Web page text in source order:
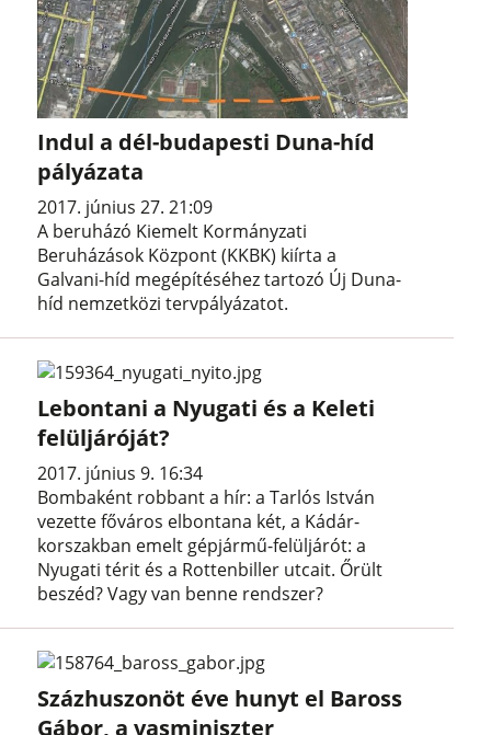
Indul a dél-budapesti Duna-híd
pályázata
2017. június 27. 21:09
A beruházó Kiemelt Kormányzati
Beruházások Központ (KKBK) kiírta a
Galvani-híd megépítéséhez tartozó Új Duna-
híd nemzetközi tervpályázatot.
Lebontani a Nyugati és a Keleti
felüljáróját?
2017. június 9. 16:34
Bombaként robbant a hír: a Tarlós István
vezette főváros elbontana két, a Kádár-
korszakban emelt gépjármű-felüljárót: a
Nyugati térit és a Rottenbiller utcait. Őrült
beszéd? Vagy van benne rendszer?
Százhuszonöt éve hunyt el Baross
Gábor, a vasminiszter